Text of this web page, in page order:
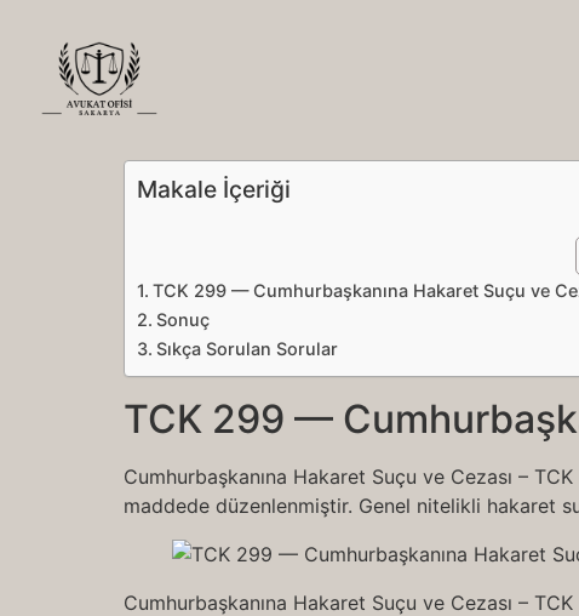
Makale İçeriği
TCK 299 — Cumhurbaşkanına Hakaret Suçu ve
Sonuç
Sıkça Sorulan Sorular
TCK 299 —
Cumhurbaşkanına Hakaret Suçu ve Cezası –
maddede düzenlenmiştir. Genel nitelikli hakaret
Cumhurbaşkanına Hakaret Suçu ve Cezası –